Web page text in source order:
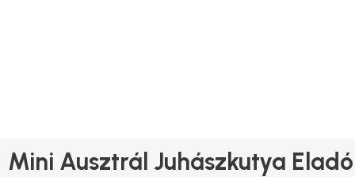
Mini Ausztrál Juhászkutya Eladó